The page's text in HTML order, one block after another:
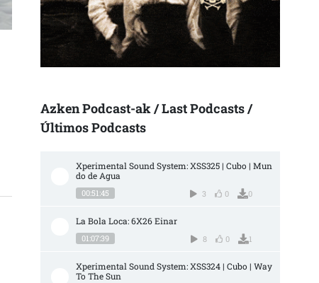
Azken Podcast-ak / Last Podcasts /
Últimos Podcasts
Xperimental Sound System: XSS325 | Cubo | Mun
do de Agua
00:51:45 3 0 0
La Bola Loca: 6X26 Einar
01:07:39 8 0 1
Xperimental Sound System: XSS324 | Cubo | Way
To The Sun